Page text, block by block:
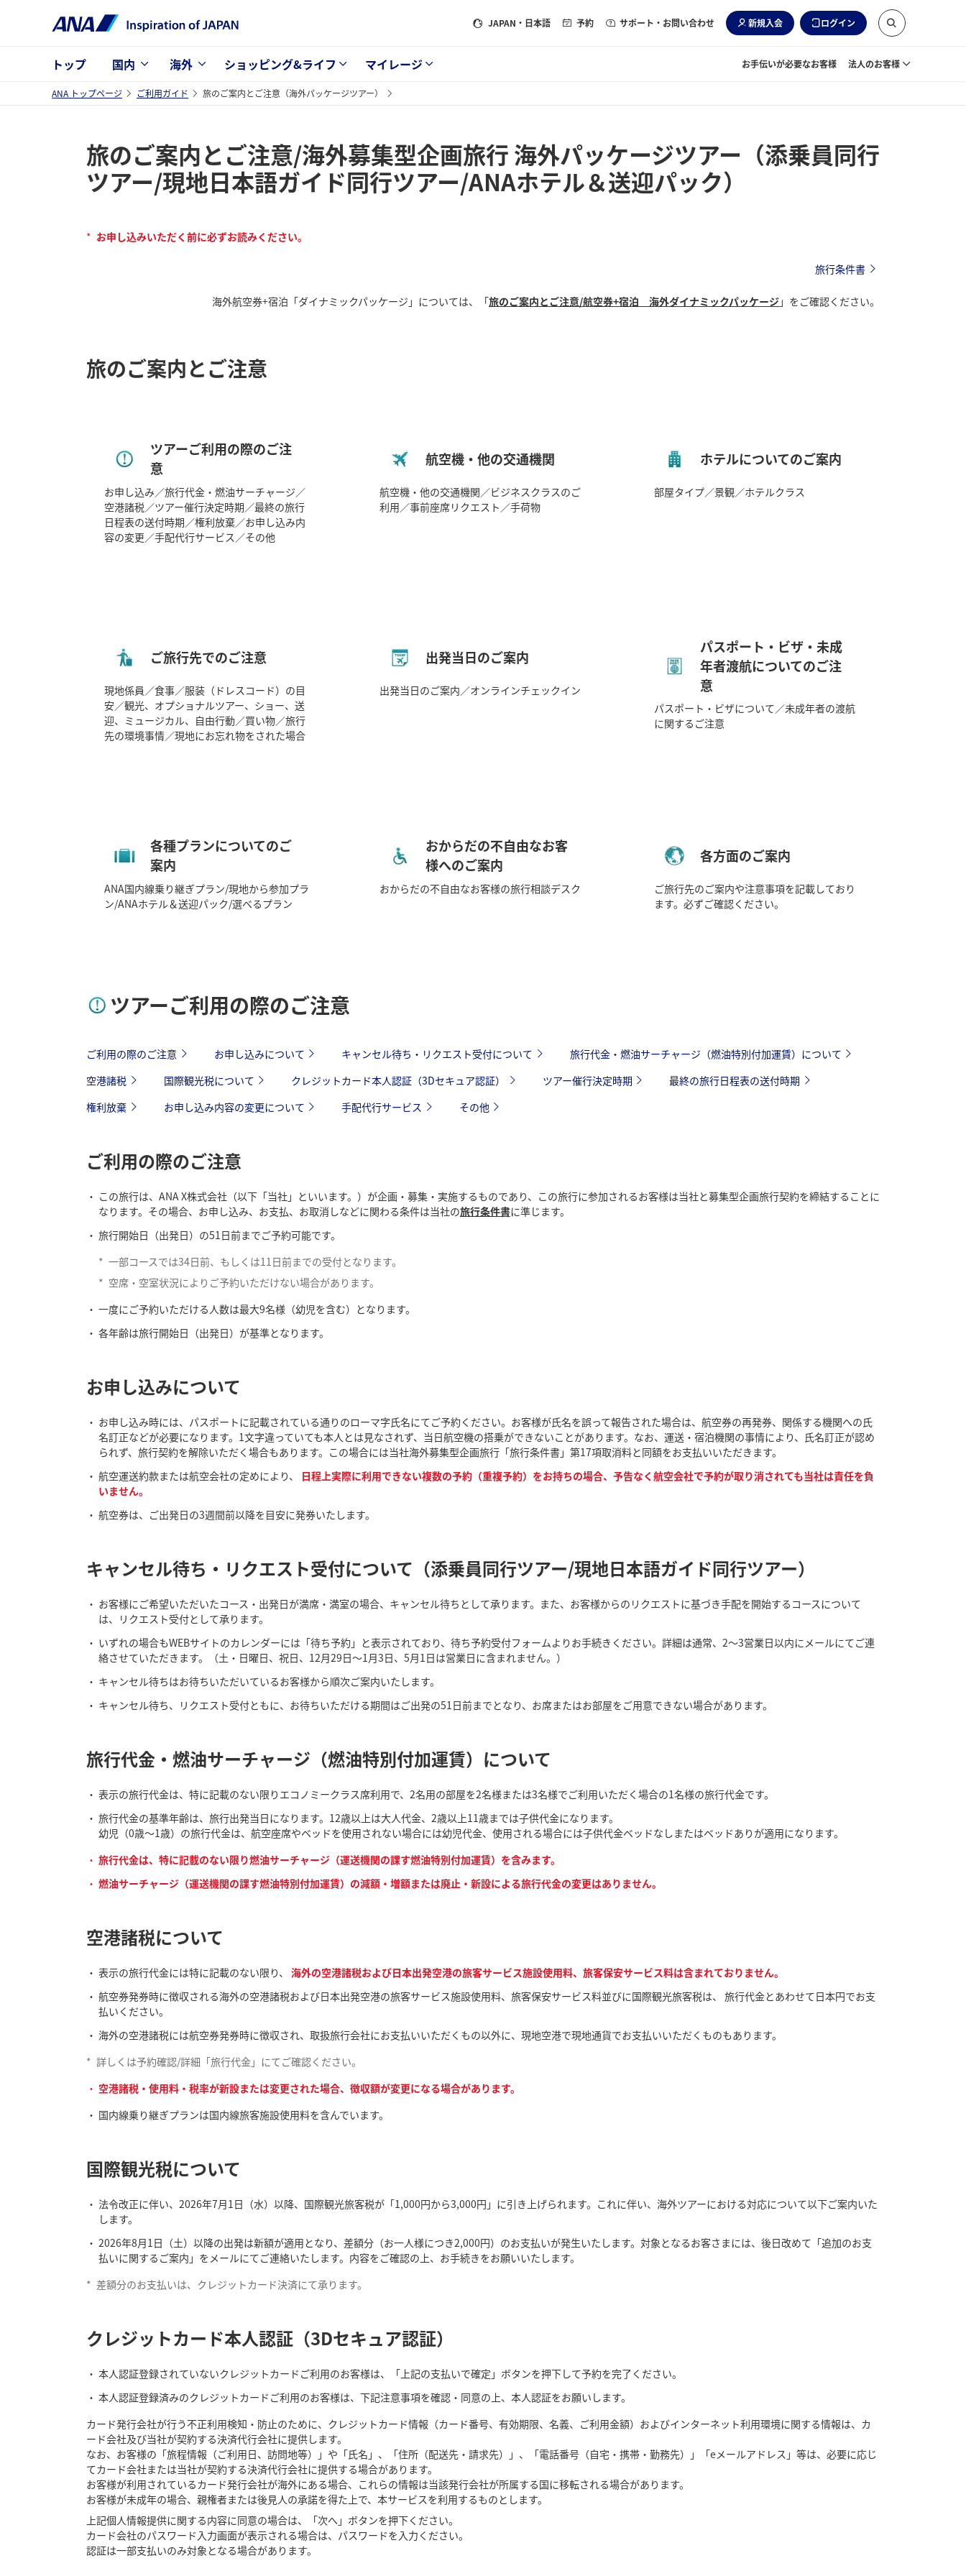
JAPAN ・日本語 予約 サポート・お問い合わせ 新規入会 ログイン
トップ 国内 海外 ショッピング&ライフ マイレージ お手伝いが必要なお客様 法人のお客様
ANA トップページ ご利用ガイド 旅のご案内とご注意（海外パッケージツアー）
旅のご案内とご注意/海外募集型企画旅行 海外パッケージツアー（添乗員同行
ツアー/現地日本語ガイド同行ツアー/ANAホテル＆送迎パック）
* お申し込みいただく前に必ずお読みください。
旅行条件書
海外航空券+宿泊「ダイナミックパッケージ」については、「旅のご案内とご注意/航空券+宿泊 海外ダイナミックパッケージ」をご確認ください。
旅のご案内とご注意
ツアーご利用の際のご注
意
お申し込み／旅行代金・燃油サーチャージ／
空港諸税／ツアー催行決定時期／最終の旅行
日程表の送付時期／権利放棄／お申し込み内
容の変更／手配代行サービス／その他
航空機・他の交通機関
航空機・他の交通機関／ビジネスクラスのご
利用／事前座席リクエスト／手荷物
ホテルについてのご案内
部屋タイプ／景観／ホテルクラス
ご旅行先でのご注意
現地係員／食事／服装（ドレスコード）の目
安／観光、オプショナルツアー、ショー、送
迎、ミュージカル、自由行動／買い物／旅行
先の環境事情／現地にお忘れ物をされた場合
出発当日のご案内
出発当日のご案内／オンラインチェックイン
パスポート・ビザ・未成
年者渡航についてのご注
意
パスポート・ビザについて／未成年者の渡航
に関するご注意
各種プランについてのご
案内
ANA国内線乗り継ぎプラン/現地から参加プラ
ン/ANAホテル＆送迎パック/選べるプラン
おからだの不自由なお客
様へのご案内
おからだの不自由なお客様の旅行相談デスク
各方面のご案内
ご旅行先のご案内や注意事項を記載しており
ます。必ずご確認ください。
ツアーご利用の際のご注意
ご利用の際のご注意 お申し込みについて キャンセル待ち・リクエスト受付について
旅行代金・燃油サーチャージ（燃油特別付加運賃）について
空港諸税
国際観光税について クレジットカード本人認証（3Dセキュア認証） ツアー催行決定時期
最終の旅行日程表の送付時期
権利放棄
お申し込み内容の変更について 手配代行サービス その他
ご利用の際のご注意
この旅行は、ANA X株式会社（以下「当社」といいます。）が企画・募集・実施するものであり、この旅行に参加されるお客様は当社と募集型企画旅行契約を締結することに
なります。その場合、お申し込み、お支払、お取消しなどに関わる条件は当社の旅行条件書に準じます。
旅行開始日（出発日）の51日前までご予約可能です。
* 一部コースでは34日前、もしくは11日前までの受付となります。
* 空席・空室状況によりご予約いただけない場合があります。
一度にご予約いただける人数は最大9名様（幼児を含む）となります。
各年齢は旅行開始日（出発日）が基準となります。
お申し込みについて
お申し込み時には、パスポートに記載されている通りのローマ字氏名にてご予約ください。お客様が氏名を誤って報告された場合は、航空券の再発券、関係する機関への氏
名訂正などが必要になります。1文字違っていても本人とは見なされず、当日航空機の搭乗ができないことがあります。なお、運送・宿泊機関の事情により、氏名訂正が認め
られず、旅行契約を解除いただく場合もあります。この場合には当社海外募集型企画旅行「旅行条件書」第17項取消料と同額をお支払いいただきます。
航空運送約款または航空会社の定めにより、
日程上実際に利用できない複数の予約（重複予約）をお持ちの場合、予告なく航空会社で予約が取り消されても当社は責任を負
いません。
航空券は、ご出発日の3週間前以降を目安に発券いたします。
キャンセル待ち・リクエスト受付について（添乗員同行ツアー/現地日本語ガイド同行ツアー）
お客様にご希望いただいたコース・出発日が満席・満室の場合、キャンセル待ちとして承ります。また、お客様からのリクエストに基づき手配を開始するコースについて
は、リクエスト受付として承ります。
いずれの場合もWEBサイトのカレンダーには「待ち予約」と表示されており、待ち予約受付フォームよりお手続きください。詳細は通常、2～3営業日以内にメールにてご連
絡させていただきます。（土・日曜日、祝日、12月29日～1月3日、5月1日は営業日に含まれません。）
キャンセル待ちはお待ちいただいているお客様から順次ご案内いたします。
キャンセル待ち、リクエスト受付ともに、お待ちいただける期間はご出発の51日前までとなり、お席またはお部屋をご用意できない場合があります。
旅行代金・燃油サーチャージ（燃油特別付加運賃）について
表示の旅行代金は、特に記載のない限りエコノミークラス席利用で、2名用の部屋を2名様または3名様でご利用いただく場合の1名様の旅行代金です。
旅行代金の基準年齢は、旅行出発当日になります。12歳以上は大人代金、2歳以上11歳までは子供代金になります。
幼児（0歳～1歳）の旅行代金は、航空座席やベッドを使用されない場合には幼児代金、使用される場合には子供代金ベッドなしまたはベッドありが適用になります。
旅行代金は、特に記載のない限り燃油サーチャージ（運送機関の課す燃油特別付加運賃）を含みます。
燃油サーチャージ（運送機関の課す燃油特別付加運賃）の減額・増額または廃止・新設による旅行代金の変更はありません。
空港諸税について
表示の旅行代金には特に記載のない限り、 海外の空港諸税および日本出発空港の旅客サービス施設使用料、旅客保安サービス料は含まれておりません。
航空券発券時に徴収される海外の空港諸税および日本出発空港の旅客サービス施設使用料、旅客保安サービス料並びに国際観光旅客税は、 旅行代金とあわせて日本円でお支
払いください。
海外の空港諸税には航空券発券時に徴収され、取扱旅行会社にお支払いいただくもの以外に、現地空港で現地通貨でお支払いいただくものもあります。
* 詳しくは予約確認/詳細「旅行代金」にてご確認ください。
空港諸税・使用料・税率が新設または変更された場合、徴収額が変更になる場合があります。
国内線乗り継ぎプランは国内線旅客施設使用料を含んでいます。
国際観光税について
法令改正に伴い、2026年7月1日（水）以降、国際観光旅客税が「1,000円から3,000円」に引き上げられます。これに伴い、海外ツアーにおける対応について以下ご案内いた
します。
2026年8月1日（土）以降の出発は新額が適用となり、差額分（お一人様につき2,000円）のお支払いが発生いたします。対象となるお客さまには、後日改めて「追加のお支
払いに関するご案内」をメールにてご連絡いたします。内容をご確認の上、お手続きをお願いいたします。
* 差額分のお支払いは、クレジットカード決済にて承ります。
クレジットカード本人認証（3Dセキュア認証）
本人認証登録されていないクレジットカードご利用のお客様は、「上記の支払いで確定」ボタンを押下して予約を完了ください。
本人認証登録済みのクレジットカードご利用のお客様は、下記注意事項を確認・同意の上、本人認証をお願いします。
カード発行会社が行う不正利用検知・防止のために、クレジットカード情報（カード番号、有効期限、名義、ご利用金額）およびインターネット利用環境に関する情報は、カ
ード会社及び当社が契約する決済代行会社に提供します。
なお、お客様の「旅程情報（ご利用日、訪問地等）」や「氏名」、「住所（配送先・請求先）」、「電話番号（自宅・携帯・勤務先）」「eメールアドレス」等は、必要に応じ
てカード会社または当社が契約する決済代行会社に提供する場合があります。
お客様が利用されているカード発行会社が海外にある場合、これらの情報は当該発行会社が所属する国に移転される場合があります。
お客様が未成年の場合、親権者または後見人の承諾を得た上で、本サービスを利用するものとします。
上記個人情報提供に関する内容に同意の場合は、「次へ」ボタンを押下ください。
カード会社のパスワード入力画面が表示される場合は、パスワードを入力ください。
認証は一部支払いのみ対象となる場合があります。